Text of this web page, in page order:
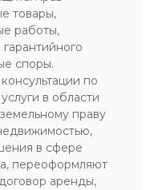
товары,
работы,
споры.
по
в области
праву
в сфере
переоформляют
аренды,